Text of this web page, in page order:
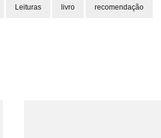
Leituras livro recomendação